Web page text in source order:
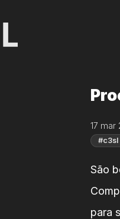
17 mar
#c3sl
São
para